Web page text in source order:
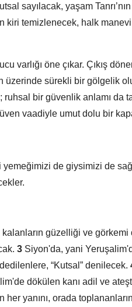
sayılacak, yaşam Tanrı’nın
kiri temizlenecek, halk
varlığı öne çıkar. Çıkış
üzerinde sürekli bir gölgelik
bir güvenlik anlamı da
vaadiyle umut dolu bir
de giysimizi de
güzelliği ve
3 Siyon'da, yani
“Kutsal” denilecek.
dökülen kanı adil ve
her yanını, orada